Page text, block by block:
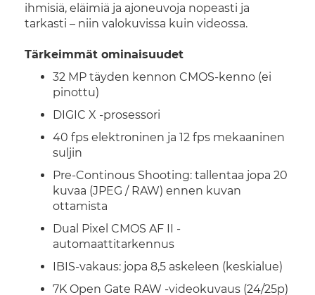
ihmisiä, eläimiä ja ajoneuvoja nopeasti ja
tarkasti – niin valokuvissa kuin videossa.
Tärkeimmät ominaisuudet
32 MP täyden kennon CMOS-kenno (ei
pinottu)
DIGIC X -prosessori
40 fps elektroninen ja 12 fps mekaaninen
suljin
Pre-Continous Shooting: tallentaa jopa 20
kuvaa (JPEG / RAW) ennen kuvan
ottamista
Dual Pixel CMOS AF II -
automaattitarkennus
IBIS-vakaus: jopa 8,5 askeleen (keskialue)
7K Open Gate RAW -videokuvaus (24/25p)